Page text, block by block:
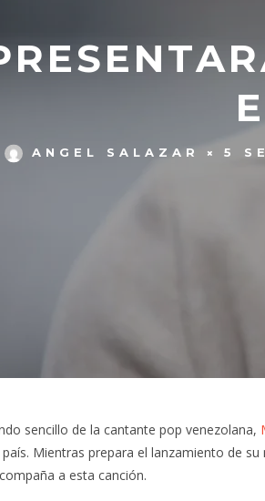
ANGEL SALAZAR 5
sencillo de la cantante pop venezolana,
Mientras prepara el lanzamiento de
a esta canción.